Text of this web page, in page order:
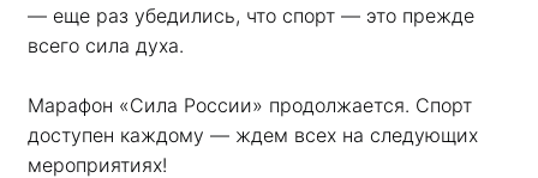
— еще раз убедились, что спорт — это прежде
всего сила духа.
Марафон «Сила России» продолжается. Спорт
доступен каждому — ждем всех на следующих
мероприятиях!